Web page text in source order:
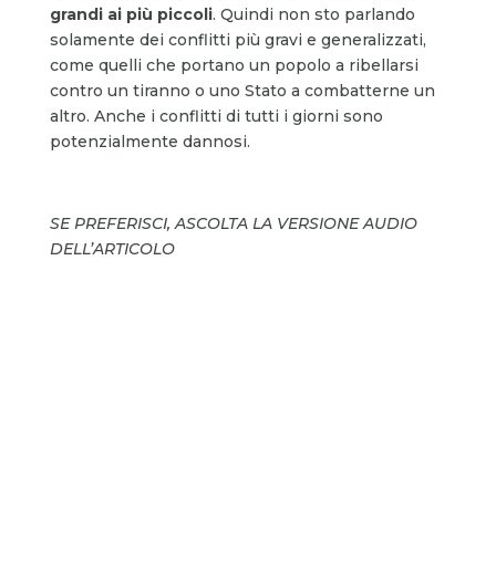
grandi ai più piccoli. Quindi non sto parlando
solamente dei conflitti più gravi e generalizzati,
come quelli che portano un popolo a ribellarsi
contro un tiranno o uno Stato a combatterne un
altro. Anche i conflitti di tutti i giorni sono
potenzialmente dannosi.
SE PREFERISCI, ASCOLTA LA VERSIONE AUDIO
DELL’ARTICOLO